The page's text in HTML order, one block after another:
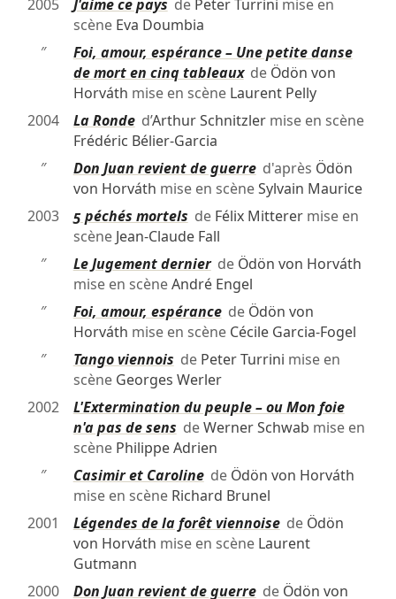
2005
J'aime ce pays de Peter Turrini mise en
scène Eva Doumbia
″
Foi, amour, espérance – Une petite danse
de mort en cinq tableauxde Ödön von
Horváth mise en scène Laurent Pelly
2004
La Ronded’Arthur Schnitzlermise en scène
Frédéric Bélier-Garcia
″
Don Juan revient de guerred'après Ödön
von Horváth mise en scèneSylvain Maurice
2003
5 péchés mortels de Félix Mitterermise en
scène Jean-Claude Fall
″
Le Jugement dernierde Ödön von Horváth
mise en scèneAndré Engel
″
Foi, amour, espérancede Ödön von
Horváth mise en scène Cécile Garcia-Fogel
″
Tango viennois de Peter Turrini mise en
scène Georges Werler
2002
L'Extermination du peuple – ou Mon foie
n'a pas de sens deWerner Schwab mise en
scène Philippe Adrien
″
Casimir et Carolinede Ödön von Horváth
mise en scène Richard Brunel
2001
Légendes de la forêt viennoisede Ödön
von Horváth mise en scène Laurent
Gutmann
2000
Don Juan revient de guerrede Ödön von